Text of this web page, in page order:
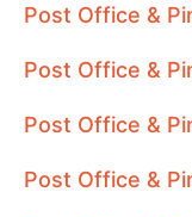
Post Office &
Post Office &
Post Office &
Post Office &